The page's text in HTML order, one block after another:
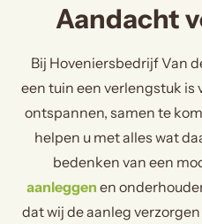
Aandacht
Bij Hoveniersbedrijf Van
een tuin een verlengstuk is
ontspannen, samen te
helpen u met alles wat
bedenken van een
aanleggen en
dat wij de aanleg